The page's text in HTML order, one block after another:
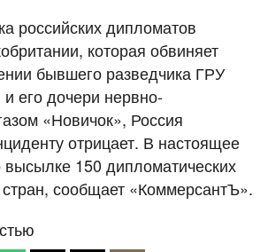
российских дипломатов
которая обвиняет
бывшего разведчика ГРУ
его дочери нервно-
«Новичок», Россия
отрицает. В настоящее
высылке 150 дипломатических
стран, сообщает «КоммерсантЪ».